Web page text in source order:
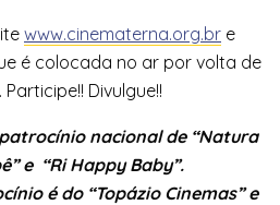
www.cinematerna.org.br e
é colocada no ar por volta de
Divulgue!!
nacional de “Natura
e “Ri Happy Baby”.
é do “Topázio Cinemas” e